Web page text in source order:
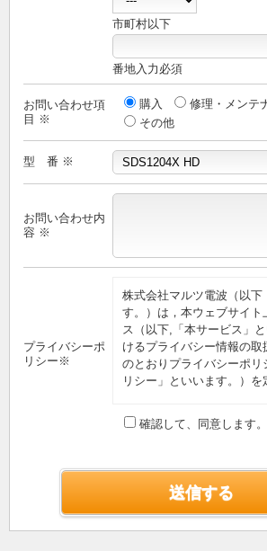
市町村以下
番地入力必須
お問い合わせ項
目 ※
購入 修理・メンテ
その他
型 番 ※
お問い合わせ内
容 ※
プライバシーポ
リシー※
株式会社マルツ電波（以下
す。）は，本ウェブサイト
ス（以下,「本サービス」
けるプライバシー情報の
のとおりプライバシーポリ
リシー」といいます。）を
第1条（プライバシー情報）
プライバシー情報のうち「
し，生存する個人に関する
情報に含まれる氏名，生年
号，連絡先その他の記述等
識別できる情報を指します
プライバシー情報のうち「
確認して、同意します。